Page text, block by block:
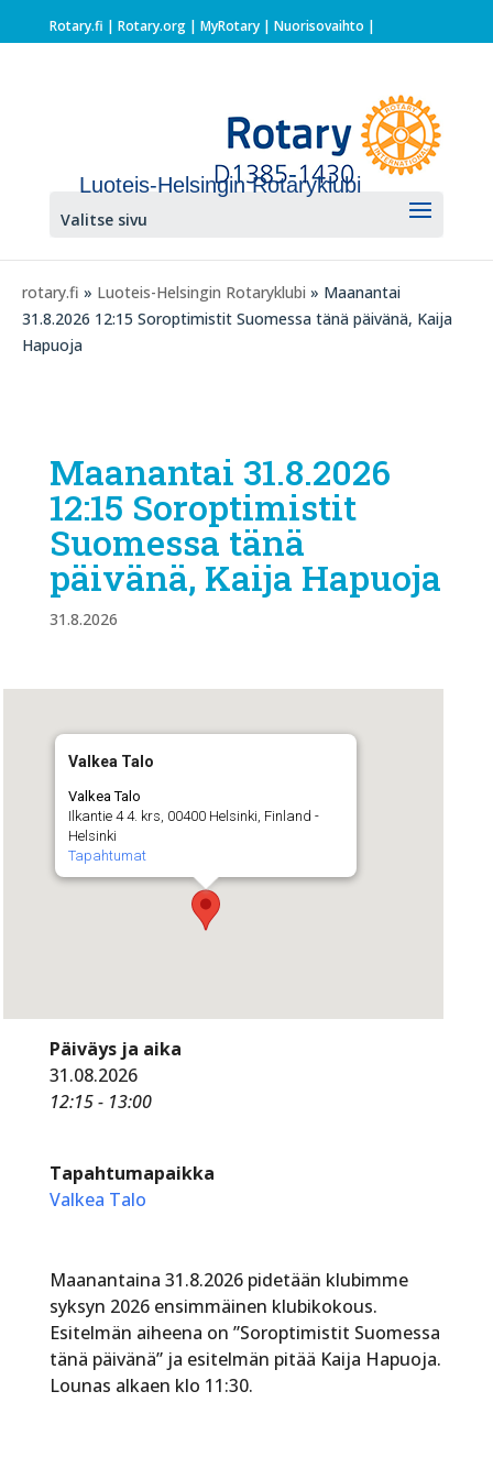
Rotary.fi | Rotary.org| MyRotary | Nuorisovaihto |
Luoteis-Helsingin Rotaryklubi
Valitse sivu
rotary.fi » Luoteis-Helsingin Rotaryklubi » Maanantai
31.8.2026 12:15 Soroptimistit Suomessa tänä päivänä, Kaija
Hapuoja
Maanantai 31.8.2026
12:15 Soroptimistit
Suomessa tänä
päivänä, Kaija Hapuoja
31.8.2026
Valkea Talo
Valkea Talo
Ilkantie 4 4. krs, 00400 Helsinki, Finland -
Helsinki
Tapahtumat
Päiväys ja aika
31.08.2026
12:15 - 13:00
Tapahtumapaikka
Valkea Talo
Maanantaina 31.8.2026 pidetään klubimme
syksyn 2026 ensimmäinen klubikokous.
Esitelmän aiheena on ”Soroptimistit Suomessa
tänä päivänä” ja esitelmän pitää Kaija Hapuoja.
Lounas alkaen klo 11:30.